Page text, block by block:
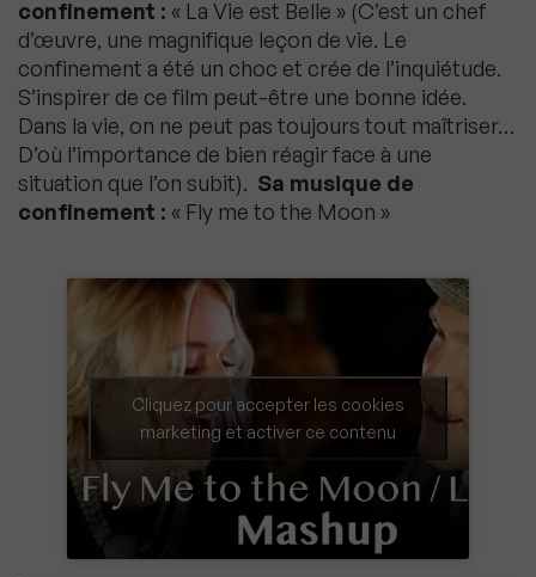
confinement : « La Vie est Belle » (C’est un chef
d’œuvre, une magnifique leçon de vie. Le
confinement a été un choc et crée de l’inquiétude.
S’inspirer de ce film peut-être une bonne idée.
Dans la vie, on ne peut pas toujours tout maîtriser…
D’où l’importance de bien réagir face à une
situation que l’on subit). Sa musique de
confinement : « Fly me to the Moon »
Cliquez pour accepter les cookies
marketing et activer ce contenu